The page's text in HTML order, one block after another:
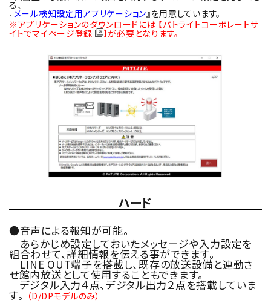
る、
『メール検知設定用アプリケーション 』を用意しています。
※アプリケーションのダウンロードには 【パトライトコーポレートサ
イトでマイページ登録 】が必要となります。
ハード
●音声による報知が可能。
あらかじめ設定しておいたメッセージや入力設定を
組合わせて、詳細情報を伝える事ができます。
LINE OUT端子を搭載し、既存の放送設備と連動さ
せ館内放送として使用することもできます。
デジタル入力４点、デジタル出力２点を搭載していま
す。 （D/DPモデルのみ）